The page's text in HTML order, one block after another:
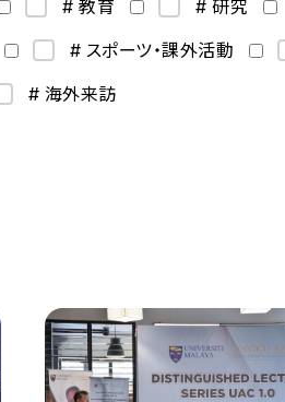
# 教育 # 研究
# スポーツ・課外活動
# 海外来訪